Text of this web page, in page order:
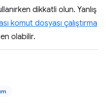
dikkatli olun. Yanlış
komut dosyası çalıştırma
olabilir.